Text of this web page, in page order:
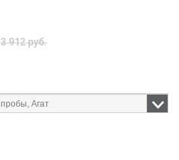
3 912 руб.